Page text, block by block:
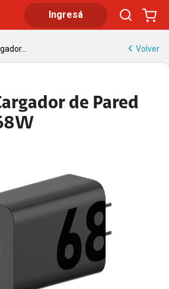
Ingresá
Volver
de Pared
con Cable 68W | Tienda Claro